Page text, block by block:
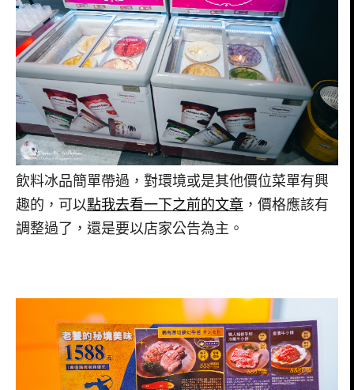
飲料冰品簡單帶過，對環境或是其他價位菜單有興
趣的，可以點我去看一下之前的文章 ，價格應該有
調整過了，還是要以店家公告為主。